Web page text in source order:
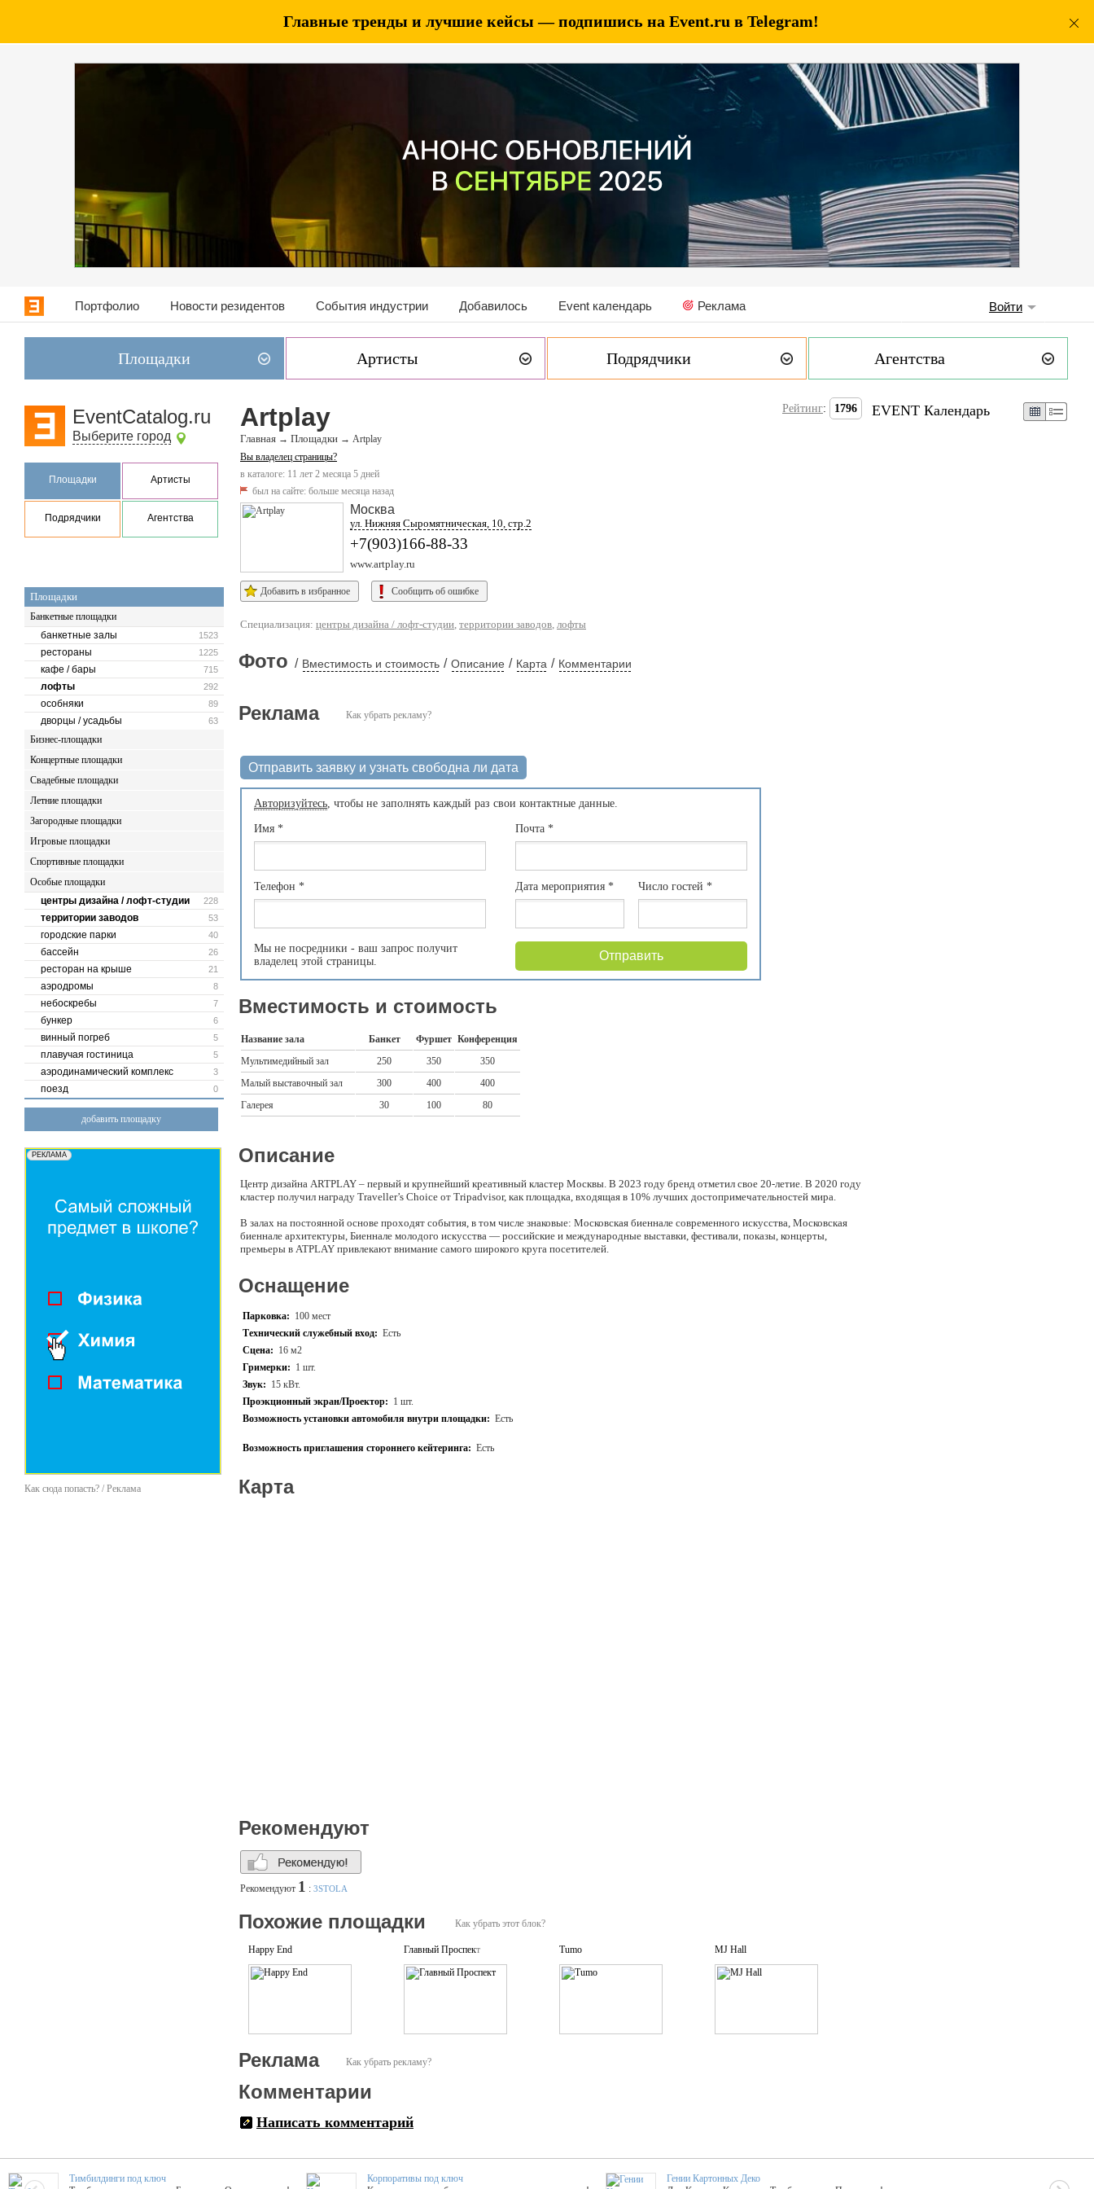
Главные тренды и лучшие кейсы — подпишись на Event.ru в Telegram!
Портфолио Новости резидентов События индустрии Добавилось Event календарь Реклама Войти
Площадки Артисты Подрядчики Агентства
EventCatalog.ru
Выберите город
Площадки Артисты
Подрядчики Агентства
Площадки
Банкетные площадки
1523
банкетные залы
1225
рестораны
715
кафе / бары
292
лофты
89
особняки
63
дворцы / усадьбы
Бизнес-площадки
Концертные площадки
Свадебные площадки
Летние площадки
Загородные площадки
Игровые площадки
Спортивные площадки
Особые площадки
228
центры дизайна / лофт-студии
53
территории заводов
40
городские парки
26
бассейн
21
ресторан на крыше
8
аэродромы
7
небоскребы
6
бункер
5
винный погреб
5
плавучая гостиница
3
аэродинамический комплекс
0
поезд
добавить площадку
Как сюда попасть? / Реклама
Artplay
Главная → Площадки → Artplay
Вы владелец страницы?
в каталоге: 11 лет 2 месяца 5 дней
был на сайте: больше месяца назад
Рейтинг: 1796
Москва
ул. Нижняя Сыромятническая, 10, стр.2
+7(903)166-88-33
www.artplay.ru
Добавить в избранное Сообщить об ошибке
Специализация: центры дизайна / лофт-студии, территории заводов, лофты
Фото / Вместимость и стоимость / Описание / Карта / Комментарии
Как убрать рекламу?
Реклама
Отправить заявку и узнать свободна ли дата
Авторизуйтесь, чтобы не заполнять каждый раз свои контактные данные.
Имя *
Телефон *
Мы не посредники - ваш запрос получит
владелец этой страницы.
Почта*
Дата мероприятия* Число гостей*
Отправить
Вместимость и стоимость
Название зала Банкет Фуршет Конференция
Мультимедийный зал
250 350
350
Малый выставочный зал
300 400
400
Галерея
30 100 80
Описание
Центр дизайна ARTPLAY – первый и крупнейший креативный кластер Москвы. В 2023 году бренд отметил свое 20-летие. В 2020 году
кластер получил награду Traveller’s Choice от Tripadvisor, как площадка, входящая в 10% лучших достопримечательностей мира.
В залах на постоянной основе проходят события, в том числе знаковые: Московская биеннале современного искусства, Московская
биеннале архитектуры, Биеннале молодого искусства — российские и международные выставки, фестивали, показы, концерты,
премьеры в ATPLAY привлекают внимание самого широкого круга посетителей.
Оснащение
Парковка: 100 мест
Технический служебный вход: Есть
Сцена: 16 м2
Гримерки: 1 шт.
Звук: 15 кВт.
Проэкционный экран/Проектор: 1 шт.
Возможность установки автомобиля внутри площадки: Есть
Возможность приглашения стороннего кейтеринга: Есть
Карта
Рекомендуют
Рекомендуют 1 : 3STOLA
Как убрать этот блок?
Похожие площадки
Happy End Главный Проспект Tumo MJ Hall
Как убрать рекламу?
Реклама
Комментарии
Написать комментарий
EVENT Календарь
Тимбилдинги под ключ
Корпоративы под ключ
Гении Картонных Деко